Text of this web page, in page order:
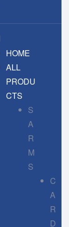
HOME
ALL
PRODU
CTS
S
A
R
M
S
C
A
R
D